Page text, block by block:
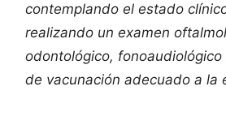
contemplando el estado
realizando un examen
odontológico, fonoaudiológico
de vacunación adecuado a la